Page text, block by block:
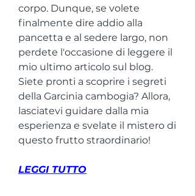
corpo. Dunque, se volete
finalmente dire addio alla
pancetta e al sedere largo, non
perdete l'occasione di leggere il
mio ultimo articolo sul blog.
Siete pronti a scoprire i segreti
della Garcinia cambogia? Allora,
lasciatevi guidare dalla mia
esperienza e svelate il mistero di
questo frutto straordinario!
LEGGI TUTTO